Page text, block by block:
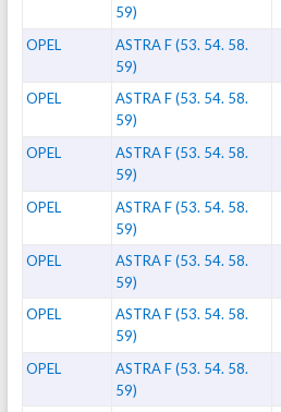
59)
OPEL
ASTRA F (53. 54. 58.
59)
OPEL
ASTRA F (53. 54. 58.
59)
OPEL
ASTRA F (53. 54. 58.
59)
OPEL
ASTRA F (53. 54. 58.
59)
OPEL
ASTRA F (53. 54. 58.
59)
OPEL
ASTRA F (53. 54. 58.
59)
OPEL
ASTRA F (53. 54. 58.
59)